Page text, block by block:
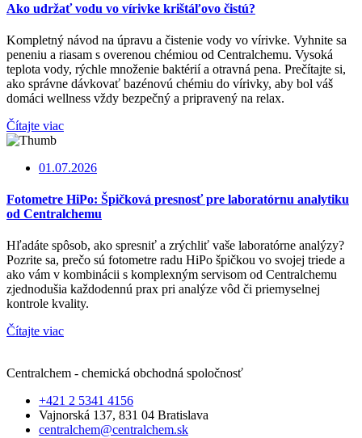
Ako udržať vodu vo vírivke krištáľovo čistú?
Kompletný návod na úpravu a čistenie vody vo vírivke. Vyhnite sa
peneniu a riasam s overenou chémiou od Centralchemu. Vysoká
teplota vody, rýchle množenie baktérií a otravná pena. Prečítajte si,
ako správne dávkovať bazénovú chémiu do vírivky, aby bol váš
domáci wellness vždy bezpečný a pripravený na relax.
Čítajte viac
01.07.2026
Fotometre HiPo: Špičková presnosť pre laboratórnu analytiku
od Centralchemu
Hľadáte spôsob, ako spresniť a zrýchliť vaše laboratórne analýzy?
Pozrite sa, prečo sú fotometre radu HiPo špičkou vo svojej triede a
ako vám v kombinácii s komplexným servisom od Centralchemu
zjednodušia každodennú prax pri analýze vôd či priemyselnej
kontrole kvality.
Čítajte viac
Centralchem - chemická obchodná spoločnosť
+421 2 5341 4156
Vajnorská 137, 831 04 Bratislava
centralchem@centralchem.sk